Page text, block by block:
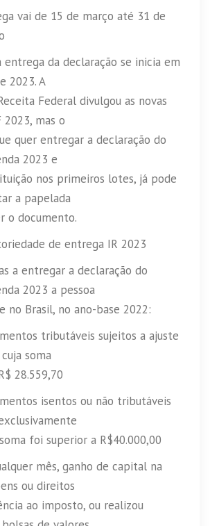
vai de 15 de março até 31 de
entrega da declaração se inicia em
2023. A
Federal divulgou as novas
2023, mas o
quer entregar a declaração do
2023 e
nos primeiros lotes, já pode
a papelada
o documento.
de entrega IR 2023
a entregar a declaração do
2023 a pessoa
no Brasil, no ano-base 2022:
tributáveis sujeitos a ajuste
soma
28.559,70
isentos ou não tributáveis
foi superior a R$40.000,00
mês, ganho de capital na
ou direitos
ao imposto, ou realizou